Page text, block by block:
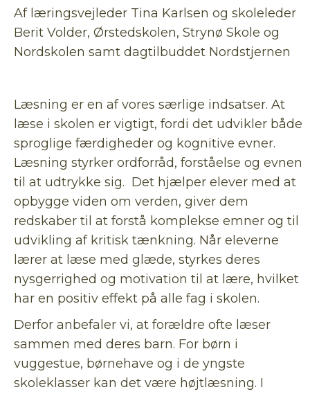
Af læringsvejleder Tina Karlsen og skoleleder
Berit Volder, Ørstedskolen, Strynø Skole og
Nordskolen samt dagtilbuddet Nordstjernen
Læsning er en af vores særlige indsatser. At
læse i skolen er vigtigt, fordi det udvikler både
sproglige færdigheder og kognitive evner.
Læsning styrker ordforråd, forståelse og evnen
til at udtrykke sig. Det hjælper elever med at
opbygge viden om verden, giver dem
redskaber til at forstå komplekse emner og til
udvikling af kritisk tænkning. Når eleverne
lærer at læse med glæde, styrkes deres
nysgerrighed og motivation til at lære, hvilket
har en positiv effekt på alle fag i skolen.
Derfor anbefaler vi, at forældre ofte læser
sammen med deres barn. For børn i
vuggestue, børnehave og i de yngste
skoleklasser kan det være højtlæsning. I